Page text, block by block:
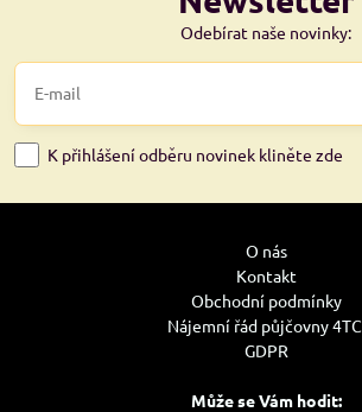
Odebírat naše novinky:
K přihlášení odběru novinek kliněte zde
O nás
Kontakt
Obchodní podmínky
Nájemní řád půjčovny 4TC
GDPR
Může se Vám hodit: